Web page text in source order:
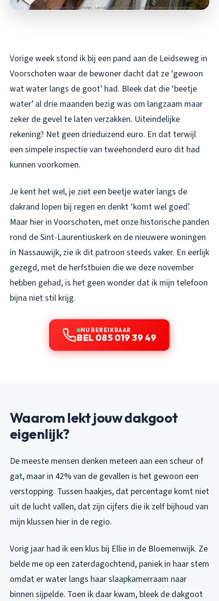
Vorige week stond ik bij een pand aan de Leidseweg in
Voorschoten waar de bewoner dacht dat ze ‘gewoon
wat water langs de goot’ had. Bleek dat die ‘beetje
water’ al drie maanden bezig was om langzaam maar
zeker de gevel te laten verzakken. Uiteindelijke
rekening? Net geen drieduizend euro. En dat terwijl
een simpele inspectie van tweehonderd euro dit had
kunnen voorkomen.
Je kent het wel, je ziet een beetje water langs de
dakrand lopen bij regen en denkt ‘komt wel goed’.
Maar hier in Voorschoten, met onze historische panden
rond de Sint-Laurentiuskerk en de nieuwere woningen
in Nassauwijk, zie ik dit patroon steeds vaker. En eerlijk
gezegd, met de herfstbuien die we deze november
hebben gehad, is het geen wonder dat ik mijn telefoon
bijna niet stil krijg.
NU BEREIKBAAR
BEL 085 019 39 49
Waarom lekt jouw dakgoot
eigenlijk?
De meeste mensen denken meteen aan een scheur of
gat, maar in 42% van de gevallen is het gewoon een
verstopping. Tussen haakjes, dat percentage komt niet
uit de lucht vallen, dat zijn cijfers die ik zelf bijhoud van
mijn klussen hier in de regio.
Vorig jaar had ik een klus bij Ellie in de Bloemenwijk. Ze
belde me op een zaterdagochtend, paniek in haar stem
omdat er water langs haar slaapkamerraam naar
binnen sijpelde. Toen ik daar kwam, bleek de dakgoot